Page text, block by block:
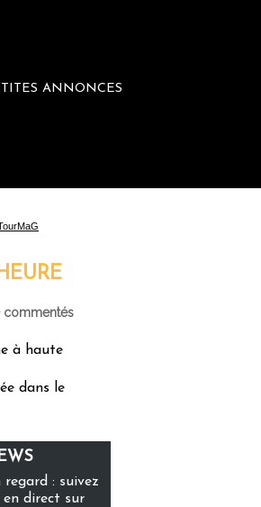
ANNONCES
commentés
à haute
dans le
regard : suivez
en direct sur